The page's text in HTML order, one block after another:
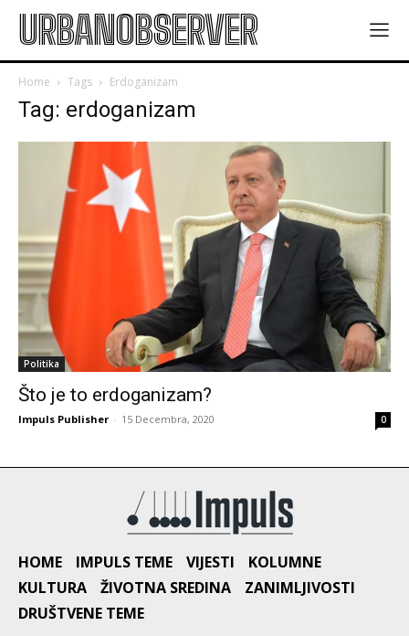
URBANOBSERVER
Home Tags Erdoganizam
Tag: erdoganizam
Politika
Što je to erdoganizam?
Impuls Publisher - 15 Decembra, 2020 0
HOME IMPULS TEME VIJESTI
KOLUMNE
KULTURA
ŽIVOTNA SREDINA
ZANIMLJIVOSTI
DRUŠTVENE TEME